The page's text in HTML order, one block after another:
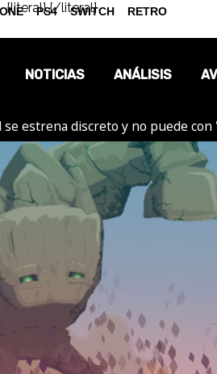
{literal}{/literal}
NOTICIAS
OPINIÓN
REPORTAJES
ANÁLISIS
estrena discreto y no puede con
PS4 SWITCH RETRO